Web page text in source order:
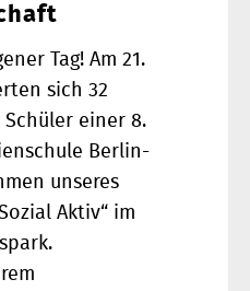
Tag! Am 21.
sich 32
einer 8.
Berlin-
unseres
Aktiv“ im